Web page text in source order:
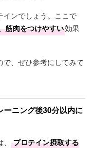
インでしょう。ここで
筋肉をつけやすい効果
、ぜひ参考にしてみて
ーニング後30分以内に
プロテイン摂取する